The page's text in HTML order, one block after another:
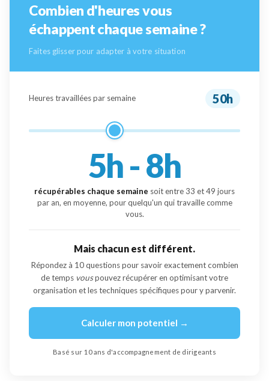
Combien d'heures vous
échappent chaque semaine ?
Faites glisser pour adapter à votre situation
Heures travaillées par semaine 50h
5h - 8h
récupérables chaque semaine soit entre 33 et49 jours
par an, en moyenne, pour quelqu'un qui travaille comme
vous.
Mais chacun est différent.
Répondez à 10 questions pour savoir exactement combien
de temps vouspouvez récupérer en optimisant votre
organisation et les techniques spécifiques pour y parvenir.
Calculer mon potentiel →
Basé sur 10 ans d'accompagnement de dirigeants